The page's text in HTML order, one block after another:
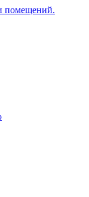
помещений.